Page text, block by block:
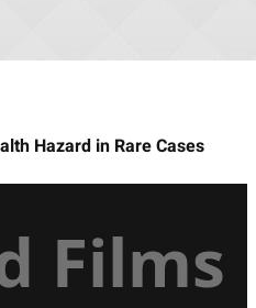
Hazard in Rare Cases
Films